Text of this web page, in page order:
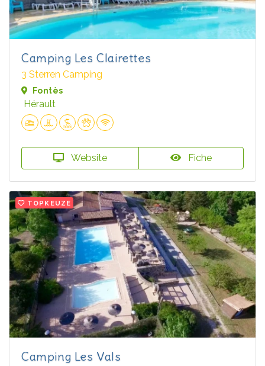
Camping Les Clairettes
3 Sterren Camping
Fontès
Hérault
Website Fiche
TOPKEUZE
Camping Les Vals